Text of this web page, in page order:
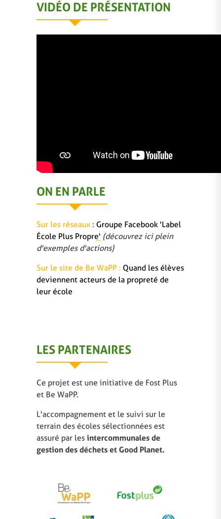
VIDÉO DE PRÉSENTATION
ON EN PARLE
Sur les réseaux : Groupe Facebook 'Label
École Plus Propre' (découvrez ici plein
d'exemples d'actions)
Sur le site de Be WaPP : Quand les élèves
deviennent acteurs de la propreté de
leur école
LES PARTENAIRES
Ce projet est une initiative de Fost Plus
et Be WaPP.
L'accompagnement et le suivi sur le
terrain des écoles sélectionnées est
assuré par les intercommunales de
gestion des déchets et Good Planet.